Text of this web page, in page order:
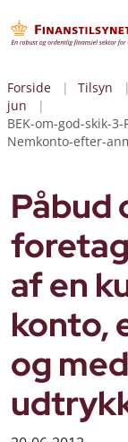
Forside Tilsyn
jun
BEK-om-god-skik-
Nemkonto-efter-
Påbud
af en
konto,
og